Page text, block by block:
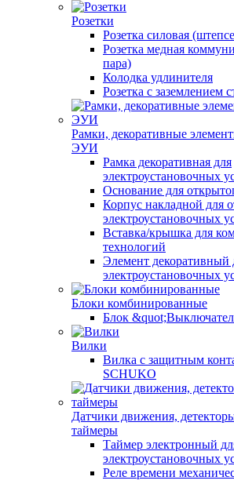
Розетки
Розетка силовая
Розетка медная
пара)
Колодка удлинителя
Розетка с заземлением
Рамки, декоративные
ЭУИ
Рамка декоративная для
электроустановочных
Основание для
Корпус накладной для
электроустановочных
Вставка/крышка для
технологий
Элемент декоративный
электроустановочных
Блоки комбинированные
Блок
Вилки
Вилка с защитным
SCHUKO
Датчики движения,
таймеры
Таймер электронный
электроустановочных
Реле времени